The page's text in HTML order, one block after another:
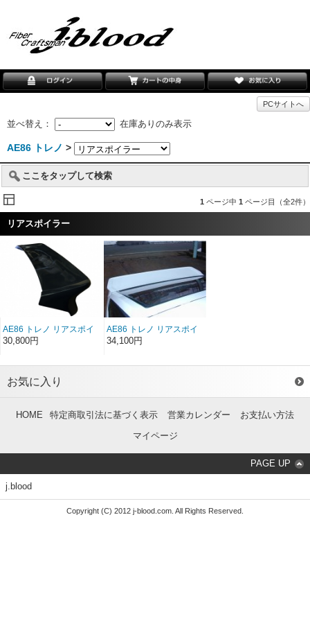
PCサイトへ
並べ替え： 在庫ありのみ表示
AE86 トレノ >
ここをタップして検索
1 ページ中 1 ページ目（全2件）
リアスポイラー
AE86 トレノ リアスポイ
ラーType1 FRP（3ドア）
30,800円
AE86 トレノ リアスポイ
ラーType2 FRP（3ドア）
34,100円
お気に入り
HOME 特定商取引法に基づく表示 営業カレンダー
お支払い方法
マイページ
PAGE UP
j.blood
Copyright (C) 2012 j-blood.com. All Rights Reserved.